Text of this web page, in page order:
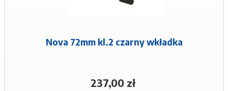
Nova 72mm kl.2 czarny wkładka
237,00 zł